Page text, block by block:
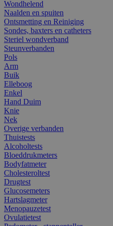
Wondhelend
Naalden en spuiten
Ontsmetting en Reiniging
Sondes, baxters en catheters
Steriel wondverband
Steunverbanden
Pols
Arm
Buik
Elleboog
Enkel
Hand Duim
Knie
Nek
Overige verbanden
Thuistests
Alcoholtests
Bloeddrukmeters
Bodyfatmeter
Cholesteroltest
Drugtest
Glucosemeters
Hartslagmeter
Menopauzetest
Ovulatietest